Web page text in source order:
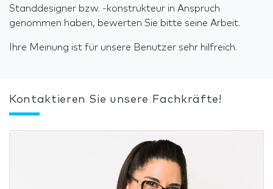
Standdesigner bzw. -konstrukteur in Anspruch
genommen haben, bewerten Sie bitte seine Arbeit.
Ihre Meinung ist für unsere Benutzer sehr hilfreich.
Kontaktieren Sie unsere Fachkräfte!